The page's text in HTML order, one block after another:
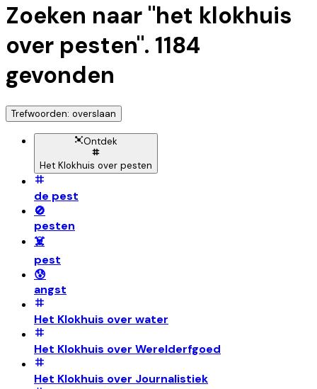
Zoeken naar "het klokhuis
over pesten". 1184
gevonden
Trefwoorden: overslaan
Ontdek
Het Klokhuis over pesten
de pest
🚫
pesten
☠️
pest
😰
angst
Het Klokhuis over water
Het Klokhuis over Werelderfgoed
Het Klokhuis over Journalistiek